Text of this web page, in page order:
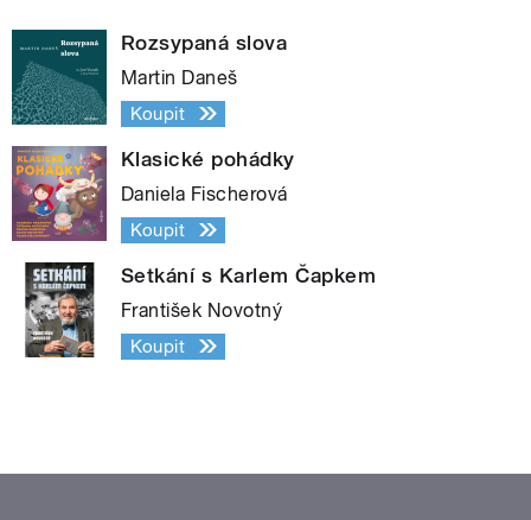
Rozsypaná slova
Martin Daneš
Koupit
Klasické pohádky
Daniela Fischerová
Koupit
Setkání s Karlem Čapkem
František Novotný
Koupit